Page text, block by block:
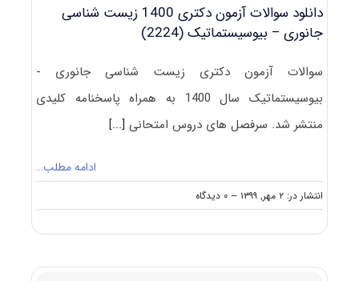
دانلود سوالات آزمون دکتری 1400 زیست‌ شناسی
جانوری – بیوسیستماتیک (2224)
سوالات آزمون دکتری زیست‌ شناسی جانوری -
بیوسیستماتیک سال 1400 به همراه پاسخنامه کلیدی
منتشر شد. سرفصل های دروس امتحانی[...]
ادامه مطلب…
انتشار در: ۲ مهر, ۱۳۹۹ -- ۰ دیدگاه
on
دانلود
۱۴۰۰